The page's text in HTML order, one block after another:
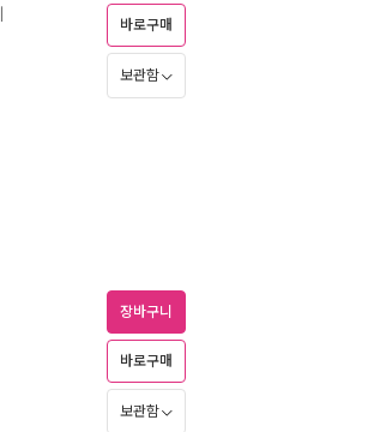
바로구매
보관함
장바구니
바로구매
보관함